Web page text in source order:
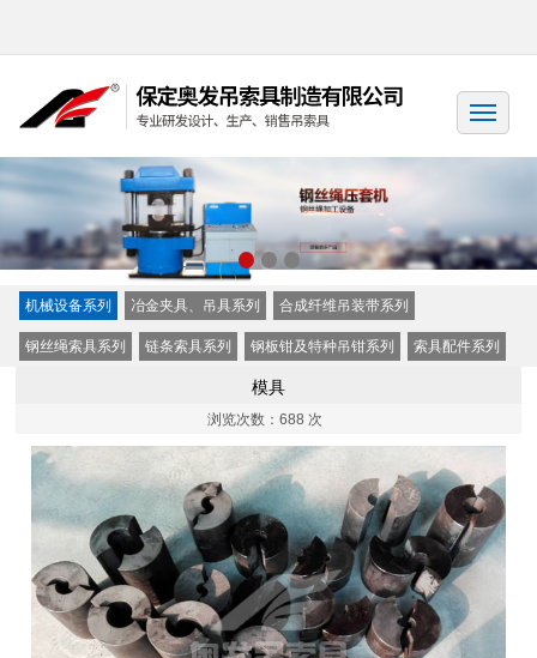
机械设备系列 冶金夹具、吊具系列 合成纤维吊装带系列
钢丝绳索具系列 链条索具系列 钢板钳及特种吊钳系列 索具配件系列
模具
浏览次数： 688 次